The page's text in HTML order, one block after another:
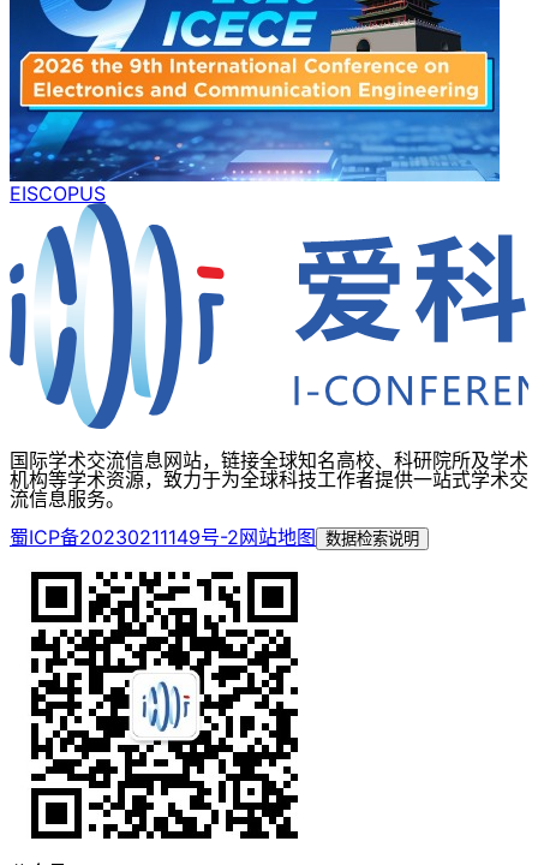
EISCOPUS
国际学术交流信息网站，链接全球知名高校、科研院所及学术
机构等学术资源，致力于为全球科技工作者提供一站式学术交
流信息服务。
蜀ICP备20230211149号-2网站地图 数据检索说明